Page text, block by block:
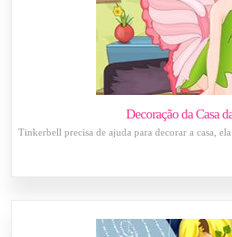
Decoração da Casa
Tinkerbell precisa de ajuda para decorar a casa, ela